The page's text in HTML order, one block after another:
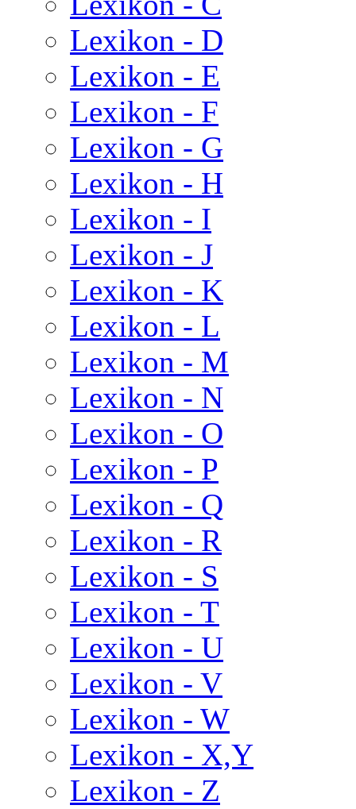
Lexikon - D
Lexikon - E
Lexikon - F
Lexikon - G
Lexikon - H
Lexikon - I
Lexikon - J
Lexikon - K
Lexikon - L
Lexikon - M
Lexikon - N
Lexikon - O
Lexikon - P
Lexikon - Q
Lexikon - R
Lexikon - S
Lexikon - T
Lexikon - U
Lexikon - V
Lexikon - W
Lexikon - X,Y
Lexikon - Z